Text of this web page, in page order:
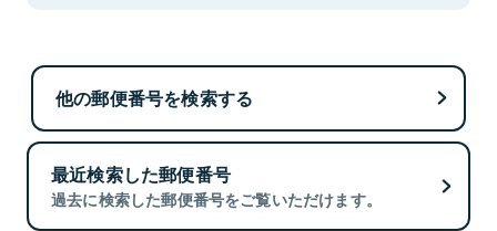
他の郵便番号を検索する
最近検索した郵便番号
過去に検索した郵便番号をご覧いただけます。